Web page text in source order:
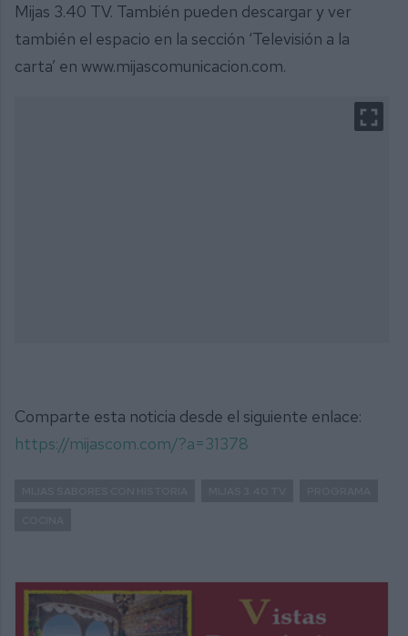
Mijas 3.40 TV. También pueden descargar y ver
también el espacio en la sección ‘Televisión a la
carta’ en www.mijascomunicacion.com.
Comparte esta noticia desde el siguiente enlace:
https://mijascom.com/?a=31378